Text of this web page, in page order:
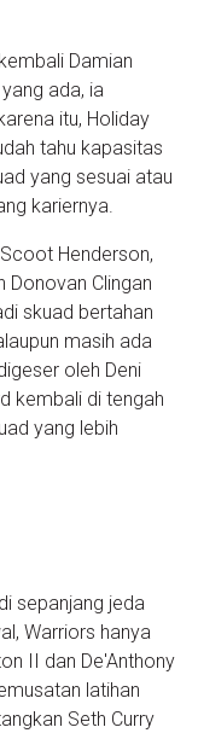
Damian
ada, ia
itu, Holiday
tahu kapasitas
yang sesuai atau
kariernya.
Henderson,
Donovan Clingan
skuad bertahan
masih ada
oleh Deni
kembali di tengah
yang lebih
sepanjang jeda
Warriors hanya
II dan De'Anthony
latihan
Seth Curry